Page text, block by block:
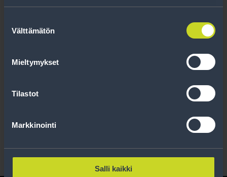
valinta
Välttämätön
Mieltymykset
Tilastot
Markkinointi
Salli kaikki
Uutiskirjeessä saat autonomistajan
kausimuistutukset sekä parhaat